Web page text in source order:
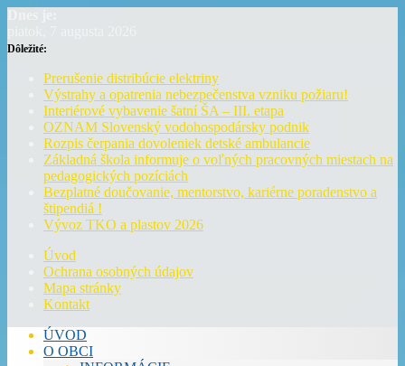
Dôležité:
Prerušenie distribúcie elektriny
Výstrahy a opatrenia nebezpečenstva vzniku požiaru!
Interiérové vybavenie šatní ŠA – III. etapa
OZNAM Slovenský vodohospodársky podnik
Rozpis čerpania dovoleniek detské ambulancie
Základná škola informuje o voľných pracovných miestach na
pedagogických pozíciách
Bezplatné doučovanie, mentorstvo, kariérne poradenstvo a
štipendiá !
Vývoz TKO a plastov 2026
Úvod
Ochrana osobných údajov
Mapa stránky
Kontakt
ÚVOD
O OBCI